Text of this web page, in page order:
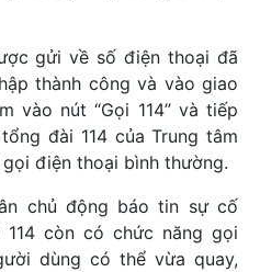
gửi về số điện thoại đã
thành công và vào giao
vào nút “Gọi 114” và tiếp
đài 114 của Trung tâm
điện thoại bình thường.
chủ động báo tin sự cố
còn có chức năng gọi
dùng có thể vừa quay,